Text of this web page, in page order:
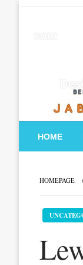
HOME
HOMEPAGE